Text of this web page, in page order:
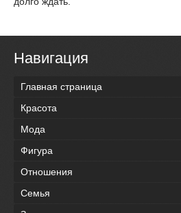
Навигация
Главная страница
Красота
Мода
Фигура
Отношения
Семья